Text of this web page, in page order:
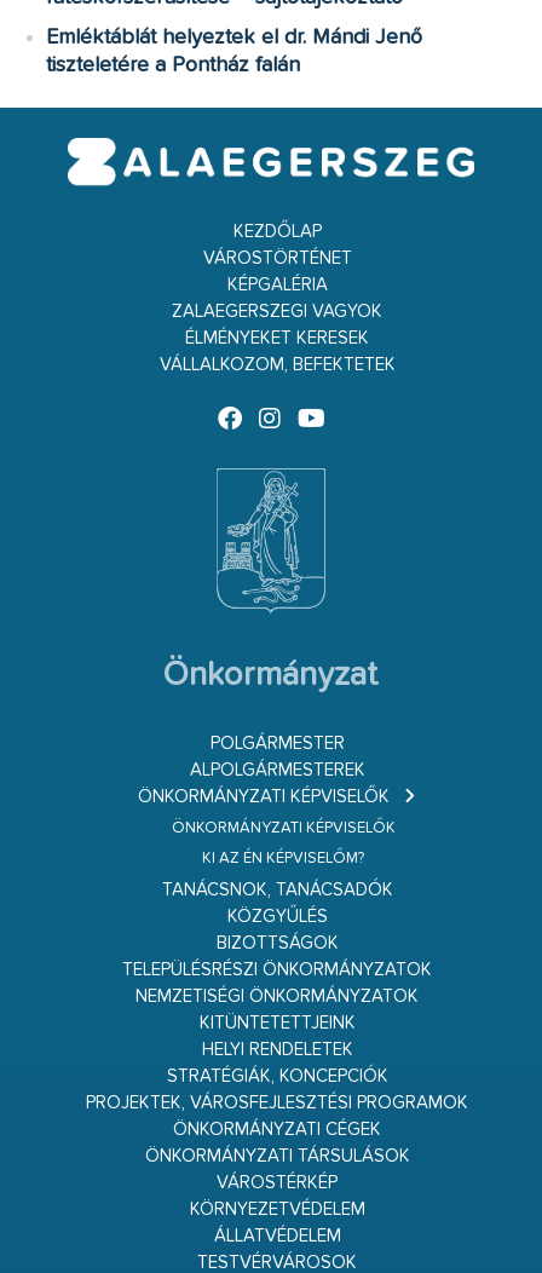
Emléktáblát helyeztek el dr. Mándi Jenő
tiszteletére a Pontház falán
KEZDŐLAP
VÁROSTÖRTÉNET
KÉPGALÉRIA
ZALAEGERSZEGI VAGYOK
ÉLMÉNYEKET KERESEK
VÁLLALKOZOM, BEFEKTETEK
Önkormányzat
POLGÁRMESTER
ALPOLGÁRMESTEREK
ÖNKORMÁNYZATI KÉPVISELŐK
ÖNKORMÁNYZATI KÉPVISELŐK
KI AZ ÉN KÉPVISELŐM?
TANÁCSNOK, TANÁCSADÓK
KÖZGYŰLÉS
BIZOTTSÁGOK
TELEPÜLÉSRÉSZI ÖNKORMÁNYZATOK
NEMZETISÉGI ÖNKORMÁNYZATOK
KITÜNTETETTJEINK
HELYI RENDELETEK
STRATÉGIÁK, KONCEPCIÓK
PROJEKTEK, VÁROSFEJLESZTÉSI PROGRAMOK
ÖNKORMÁNYZATI CÉGEK
ÖNKORMÁNYZATI TÁRSULÁSOK
VÁROSTÉRKÉP
KÖRNYEZETVÉDELEM
ÁLLATVÉDELEM
TESTVÉRVÁROSOK